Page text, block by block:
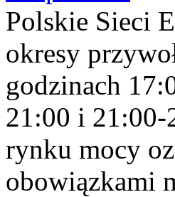
Polskie Sieci
okresy
godzinach
21:00 i 21:00-
rynku mocy
obowiązkami